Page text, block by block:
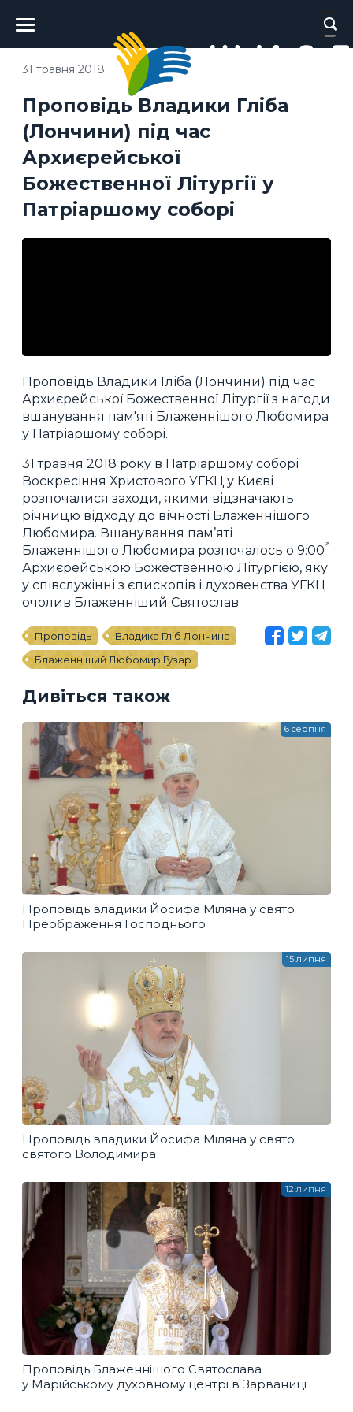
Головне
меню
Проповідь Владики Гліба
(Лончини) під час
Архиєрейської
Божественної Літургії у
Патріаршому соборі
31 травня 2018
Проповідь Владики Гліба (Лончини) під час
Архиєрейської Божественної Літургії з нагоди
вшанування пам'яті Блаженнішого Любомира
у Патріаршому соборі.
31 травня 2018 року в Патріаршому соборі
Воскресіння Христового УГКЦ у Києві
розпочалися заходи, якими відзначають
річницю відходу до вічності Блаженнішого
Любомира. Вшанування пам’яті
Блаженнішого Любомира розпочалось о 9:00
Архиєрейською Божественною Літургією, яку
у співслужінні з єпископів і духовенства УГКЦ
очолив Блаженніший Святослав
Проповідь
Владика Гліб Лончина
Блаженніший Любомир Гузар
Дивіться також
Проповідь владики Йосифа Міляна у свято
Преображення Господнього
6 серпня
Проповідь владики Йосифа Міляна у свято
святого Володимира
15 липня
Проповідь Блаженнішого Святослава
у Марійському духовному центрі в Зарваниці
12 липня